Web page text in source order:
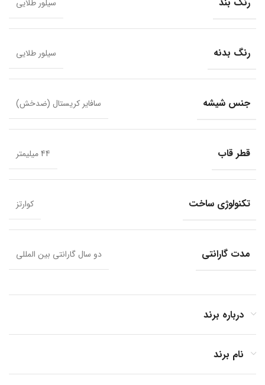
سیلور طلایی
رنگ بدنه سیلور طلایی
جنس شیشه سافایر کریستال (ضدخش)
قطر قاب 44 میلیمتر
تکنولوژی ساخت کوارتز
مدت گارانتی دو سال گارانتی بین المللی
درباره برند
نام برند